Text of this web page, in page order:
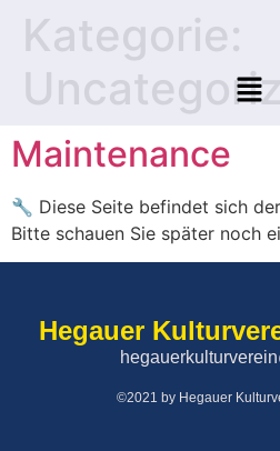
Kategorie:
Maintenance
🔧 Diese Seite befindet sich
Bitte schauen Sie später noch
Hegauer
©2021 by Hegauer